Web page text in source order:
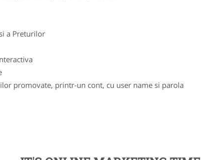
a Preturilor
promovate, printr-un cont, cu user name si parola